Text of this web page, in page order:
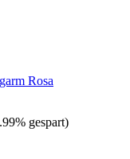
Rosa
gespart)